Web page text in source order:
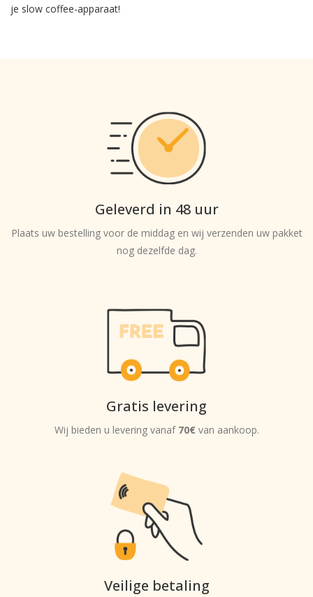
je slow coffee-apparaat!
Geleverd in 48 uur
Plaats uw bestelling voor de middag en wij verzenden uw pakket
nog dezelfde dag.
Gratis levering
Wij bieden u levering vanaf 70€ van aankoop.
Veilige betaling